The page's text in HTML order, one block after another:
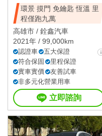
環景 摸門 免鑰匙 恆溫 里
程僅跑九萬
高雄市 / 銓鑫汽車
2021年 / 99,000km
認證車
五大保證
符合保固
里程保證
實車實價
友善試車
非多元化營業用車
立即諮詢